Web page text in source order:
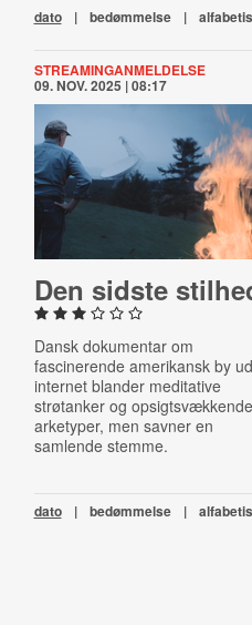
dato | bedømmelse |
STREAMINGANMELDELSE
09. NOV. 2025 | 08:17
Den sidste
Dansk dokumentar om
fascinerende amerikansk by
internet blander meditative
strøtanker og opsigtsvækkende
arketyper, men savner en
samlende stemme.
dato | bedømmelse |